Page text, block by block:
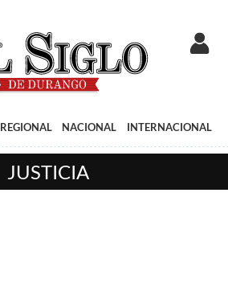
REGIONAL NACIONAL INTERNACIONAL
JUSTICIA